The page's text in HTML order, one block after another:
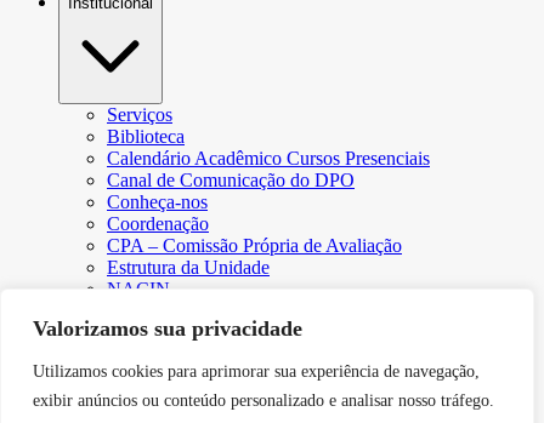
Valorizamos sua privacidade
Utilizamos cookies para aprimorar sua experiência de navegação,
exibir anúncios ou conteúdo personalizado e analisar nosso tráfego.
Serviços
Biblioteca
Calendário Acadêmico Cursos Presenciais
Canal de Comunicação do DPO
Conheça-nos
Coordenação
CPA – Comissão Própria de Avaliação
Estrutura da Unidade
NACIN
Núcleo de Apoio Psicopedagógico
Responsabilidade Social
Núcleo de Atendimento ao Egresso